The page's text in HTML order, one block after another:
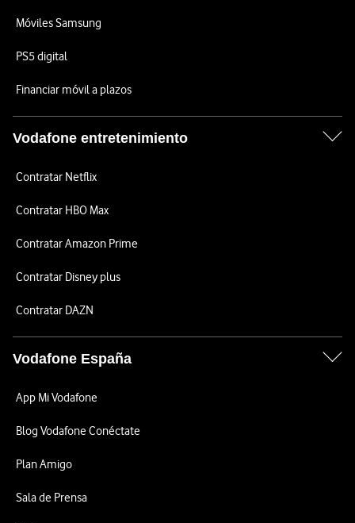
Móviles Samsung
PS5 digital
Financiar móvil a plazos
Vodafone entretenimiento
Contratar Netflix
Contratar HBO Max
Contratar Amazon Prime
Contratar Disney plus
Contratar DAZN
Vodafone España
App Mi Vodafone
Blog Vodafone Conéctate
Plan Amigo
Sala de Prensa